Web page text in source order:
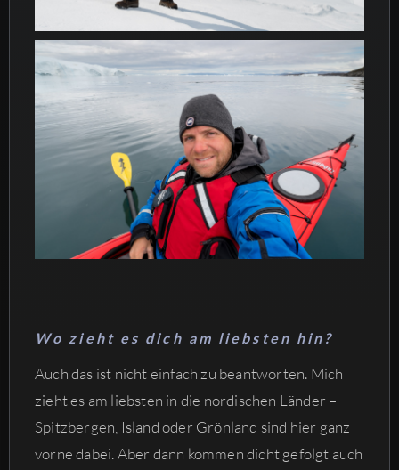
Wo zieht es dich am liebsten hin?
Auch das ist nicht einfach zu beantworten. Mich
zieht es am liebsten in die nordischen Länder –
Spitzbergen, Island oder Grönland sind hier ganz
vorne dabei. Aber dann kommen dicht gefolgt auch